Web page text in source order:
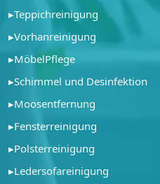
▸Teppichreinigung
▸Vorhanreinigung
▸MöbelPflege
▸Schimmel und Desinfektion
▸Moosentfernung
▸Fensterreinigung
▸Polsterreinigung
▸Ledersofareinigung